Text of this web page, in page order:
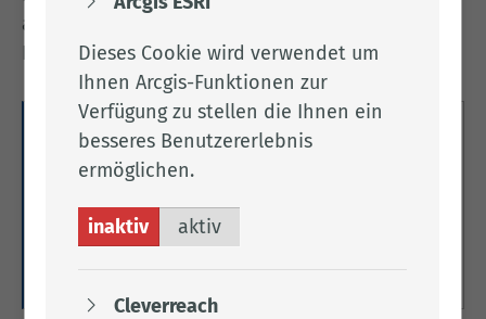
attraktiver zukunftsorientierter wirtschaftlicher
Raum darstellt.
Integrationskonzept 2020
Hier finden Sie die Informationen zum
Integrationskonzept des Landkreises
Cloppenburg.
Weitere Informationen
Dieses Cookie wird verwendet um
Ihnen Arcgis-Funktionen zur
Verfügung zu stellen die Ihnen ein
besseres Benutzererlebnis
ermöglichen.
inaktiv aktiv
Cleverreach